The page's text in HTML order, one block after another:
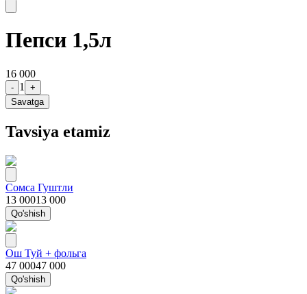
Пепси 1,5л
16 000
- 1
+
Savatga
Tavsiya etamiz
Сомса Гуштли
13 00013 000
Qo'shish
Ош Туй + фольга
47 00047 000
Qo'shish